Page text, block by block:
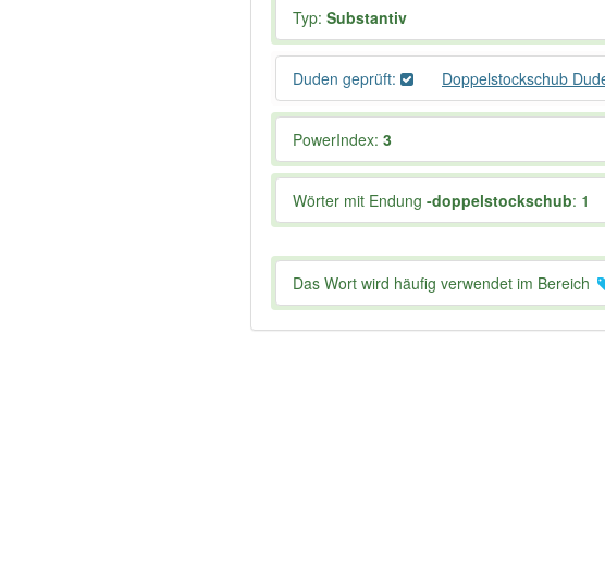
Typ: Substantiv
Duden geprüft: Doppelstockschub
PowerIndex: 3
Wörter mit Endung -doppelstockschub: 1
Das Wort wird häufig verwendet im Bereich